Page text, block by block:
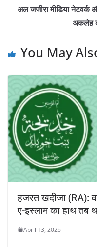
अल जजीरा मीडिया नेटवर्क
अकलेह
You May
हजरत खदीजा (RA):
ए-इस्लाम का हाथ तब
April 13, 2026